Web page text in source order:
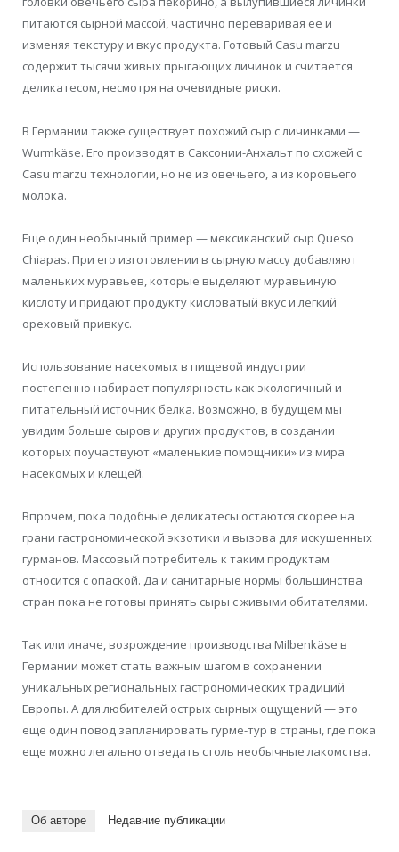
питаются сырной массой, частично переваривая ее и
изменяя текстуру и вкус продукта. Готовый Casu marzu
содержит тысячи живых прыгающих личинок и считается
деликатесом, несмотря на очевидные риски.
В Германии также существует похожий сыр с личинками —
Wurmkäse. Его производят в Саксонии-Анхальт по схожей с
Casu marzu технологии, но не из овечьего, а из коровьего
молока.
Еще один необычный пример — мексиканский сыр Queso
Chiapas. При его изготовлении в сырную массу добавляют
маленьких муравьев, которые выделяют муравьиную
кислоту и придают продукту кисловатый вкус и легкий
ореховый привкус.
Использование насекомых в пищевой индустрии
постепенно набирает популярность как экологичный и
питательный источник белка. Возможно, в будущем мы
увидим больше сыров и других продуктов, в создании
которых поучаствуют «маленькие помощники» из мира
насекомых и клещей.
Впрочем, пока подобные деликатесы остаются скорее на
грани гастрономической экзотики и вызова для искушенных
гурманов. Массовый потребитель к таким продуктам
относится с опаской. Да и санитарные нормы большинства
стран пока не готовы принять сыры с живыми обитателями.
Так или иначе, возрождение производства Milbenkäse в
Германии может стать важным шагом в сохранении
уникальных региональных гастрономических традиций
Европы. А для любителей острых сырных ощущений — это
еще один повод запланировать гурме-тур в страны, где пока
еще можно легально отведать столь необычные лакомства.
Об авторе Недавние публикации